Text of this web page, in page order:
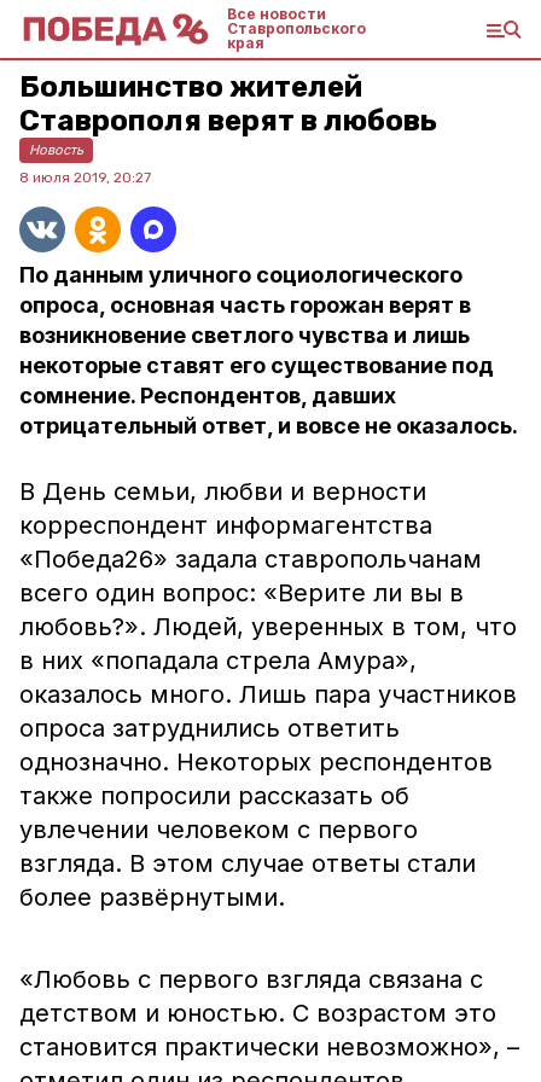
Все новости
Ставропольского
края
Большинство жителей
Ставрополя верят в любовь
Новость
8 июля 2019, 20:27
По данным уличного социологического
опроса, основная часть горожан верят в
возникновение светлого чувства и лишь
некоторые ставят его существование под
сомнение. Респондентов, давших
отрицательный ответ, и вовсе не оказалось.
В День семьи, любви и верности
корреспондент информагентства
«Победа26» задала ставропольчанам
всего один вопрос: «Верите ли вы в
любовь?». Людей, уверенных в том, что
в них «попадала стрела Амура»,
оказалось много. Лишь пара участников
опроса затруднились ответить
однозначно. Некоторых респондентов
также попросили рассказать об
увлечении человеком с первого
взгляда. В этом случае ответы стали
более развёрнутыми.
«Любовь с первого взгляда связана с
детством и юностью. С возрастом это
становится практически невозможно», –